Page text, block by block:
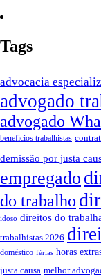
Tags
advocacia
advogado
advogado
benefícios trabalhistas
demissão por justa
empregado
do trabalho
idoso direitos do
trabalhistas 2026
doméstico férias horas
justa causa melhor